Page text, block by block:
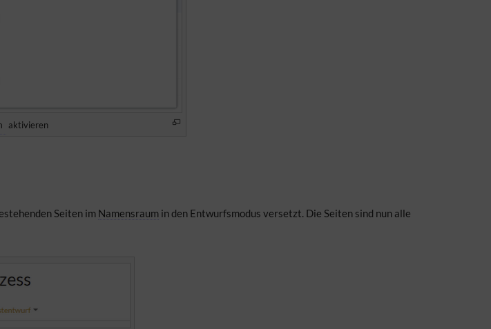
aktivieren
Seiten im Namensraum in den Entwurfsmodus versetzt. Die Seiten sind nun alle